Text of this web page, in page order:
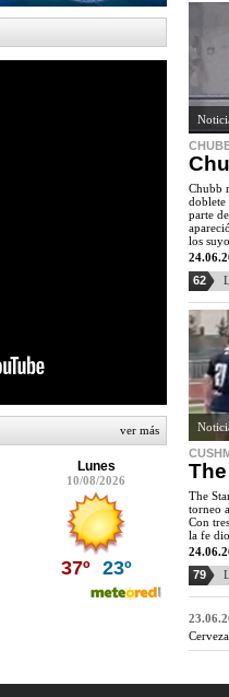
ver más
Lunes
10/08/2026
37º 23º
Chubb
doblete
parte
los
62
The
torneo
Con
la fe
79